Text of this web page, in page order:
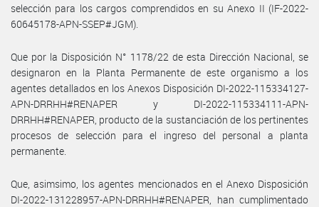
selección para los cargos comprendidos en su Anexo II (IF-2022-
60645178-APN-SSEP#JGM).
Que por la Disposición N° 1178/22 de esta Dirección Nacional, se
designaron en la Planta Permanente de este organismo a los
agentes detallados en los Anexos Disposición DI-2022-115334127-
APN-DRRHH#RENAPER y DI-2022-115334111-APN-
DRRHH#RENAPER, producto de la sustanciación de los pertinentes
procesos de selección para el ingreso del personal a planta
permanente.
Que, asimsimo, los agentes mencionados en el Anexo Disposición
DI-2022-131228957-APN-DRRHH#RENAPER, han cumplimentado